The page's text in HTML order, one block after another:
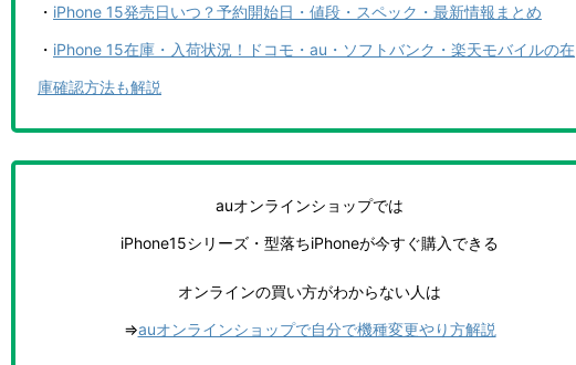
・ iPhone 15発売日いつ？予約開始日・値段・スペック・最新情報まとめ
・ iPhone 15在庫・入荷状況！ドコモ・au・ソフトバンク・楽天モバイルの在
庫確認方法も解説
auオンラインショップでは
iPhone15シリーズ・型落ちiPhoneが今すぐ購入できる
オンラインの買い方がわからない人は
⇒auオンラインショップで自分で機種変更やり方解説